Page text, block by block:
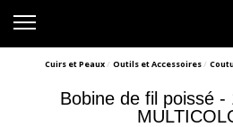
Cuirs et Peaux Outils et Accessoires
Bobine de fil poissé -